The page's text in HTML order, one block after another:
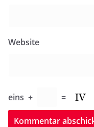
Website
eins + =